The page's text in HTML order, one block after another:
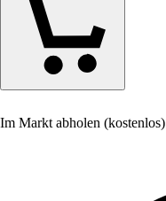
Im Markt abholen (kostenlos)